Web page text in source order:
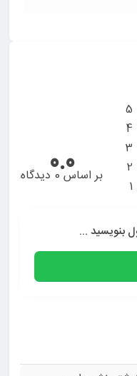
5
4
3
2
1
0.0بر اساس 0 دیدگاه
بنویسید ...